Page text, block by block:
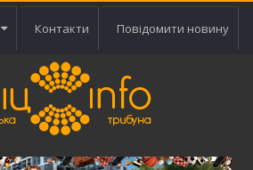
Контакти Повідомити новину